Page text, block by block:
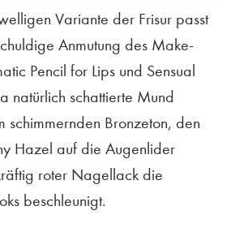
Variante der Frisur passt
Anmutung des Make-
Pencil for Lips und Sensual
natürlich schattierte Mund
schimmernden Bronzeton, den
Hazel auf die Augenlider
roter Nagellack die
beschleunigt.